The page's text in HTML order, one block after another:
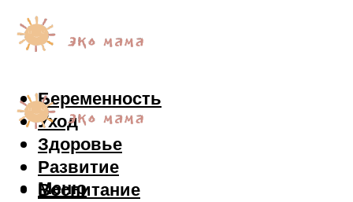
Беременность
Уход
Здоровье
Развитие
Воспитание
Меню